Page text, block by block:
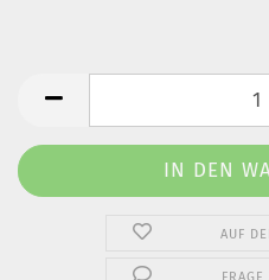
AUF